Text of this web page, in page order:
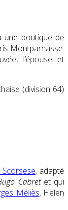
une boutique de
Montparnasse.
l’épouse et
(division 64)
, adapté
Cabretet qui
Méliès, Helen